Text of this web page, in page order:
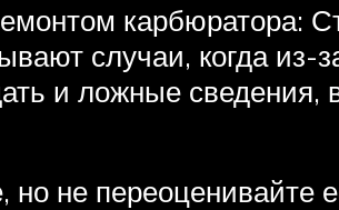
карбюратора:
случаи, когда из-
и ложные сведения,
не переоценивайте